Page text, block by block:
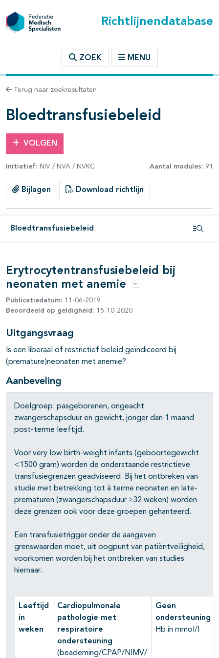
Richtlijnendatabase
ZOEK MENU
Terug naar zoekresultaten
Bloedtransfusiebeleid
VOLGEN
Initiatief: NIV / NVA / NVKC Aantal modules: 91
Bijlagen Download richtlijn
Bloedtransfusiebeleid
binnen deze richtlijn
open- en dichtklappen
open- en dichtklappen
open- en dichtklappen
open- en dichtklappen
open- en dichtklappen
open- en dichtklappen
open- en dichtklappen
Erytrocytentransfusiebeleid bij
neonaten met anemie
Opties
Publicatiedatum: 11-06-2019
Beoordeeld op geldigheid: 15-10-2020
Uitgangsvraag
Is een liberaal of restrictief beleid geïndiceerd bij
(premature)neonaten met anemie?
Aanbeveling
Doelgroep: pasgeborenen, ongeacht
zwangerschapsduur en gewicht, jonger dan 1 maand
post-terme leeftijd.
Voor very low birth-weight infants (geboortegewicht
<1500 gram) worden de onderstaande restrictieve
transfusiegrenzen geadviseerd. Bij het ontbreken van
studie met betrekking tot à terme neonaten en late-
prematuren (zwangerschapsduur ≥32 weken) worden
deze grenzen ook voor deze groepen gehanteerd.
Een transfusietrigger onder de aangeven
grenswaarden moet, uit oogpunt van patiëntveiligheid,
voorkomen worden bij het ontbreken van studies
hiernaar.
Leeftijd
in
weken
Cardiopulmonale
pathologie met
respiratoire
ondersteuning
(beademing/CPAP/NIMV/
Geen
ondersteuning
Hb in mmol/l